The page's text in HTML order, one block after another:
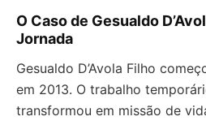
O Caso de Gesualdo
Jornada
Gesualdo D’Avola Filho
em 2013. O trabalho
transformou em missão de